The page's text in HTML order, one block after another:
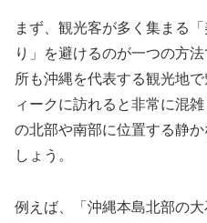
まず、観光客が多く集まる
り」を避けるのが一つの方
所も沖縄を代表する観光地
ィークに訪れると非常に混
の北部や南部に位置する静
しょう。
例えば、「沖縄本島北部の